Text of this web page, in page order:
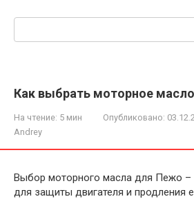
Как выбрать моторное
На чтение: 5 мин Опубликовано:
Andrey
Выбор моторного масла для Пежо –
для защиты двигателя и продления